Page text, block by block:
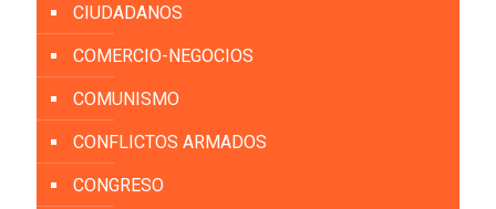
CIUDADANOS
COMERCIO-NEGOCIOS
COMUNISMO
CONFLICTOS ARMADOS
CONGRESO